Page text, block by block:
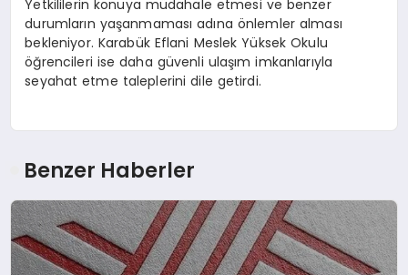
Yetkililerin konuya müdahale etmesi ve benzer
durumların yaşanmaması adına önlemler alması
bekleniyor. Karabük Eflani Meslek Yüksek Okulu
öğrencileri ise daha güvenli ulaşım imkanlarıyla
seyahat etme taleplerini dile getirdi.
Benzer Haberler